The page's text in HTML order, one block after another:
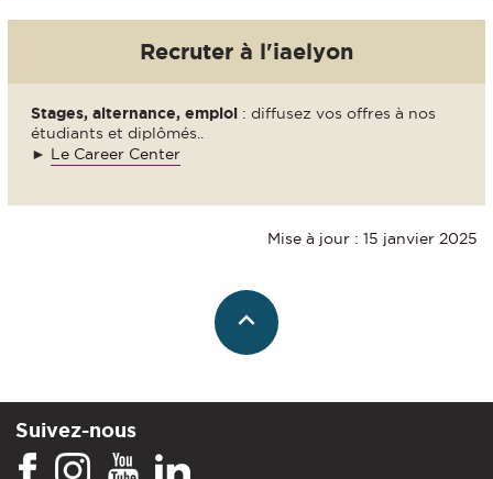
Recruter à l'iaelyon
Stages, alternance, emploi : diffusez vos offres à nos
étudiants et diplômés..
► Le Career Center
Mise à jour : 15 janvier 2025
Suivez-nous